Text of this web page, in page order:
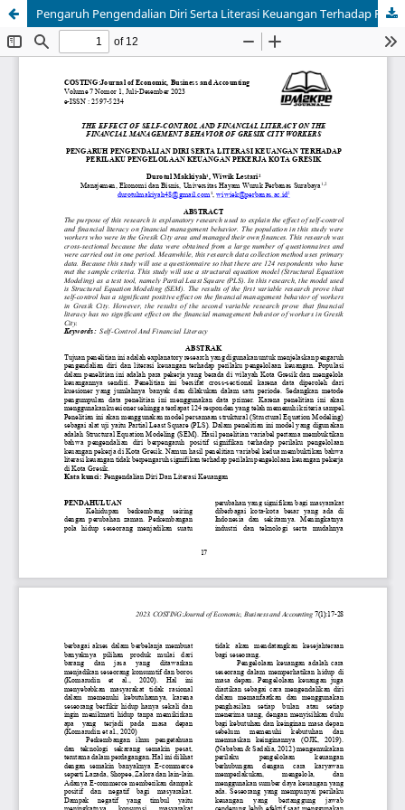
Pengaruh Pengendalian Diri Serta Literasi Keuangan Terhadap Perilaku Pengelolaan Keuangan Pekerja Kota Gresik